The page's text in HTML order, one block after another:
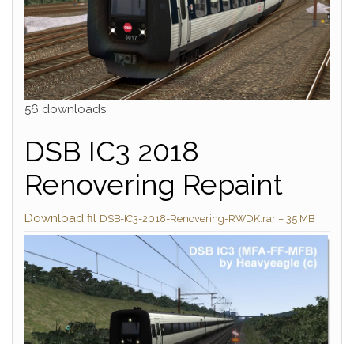
56 downloads
DSB IC3 2018
Renovering Repaint
Download fil DSB-IC3-2018-Renovering-RWDK.rar – 35 MB